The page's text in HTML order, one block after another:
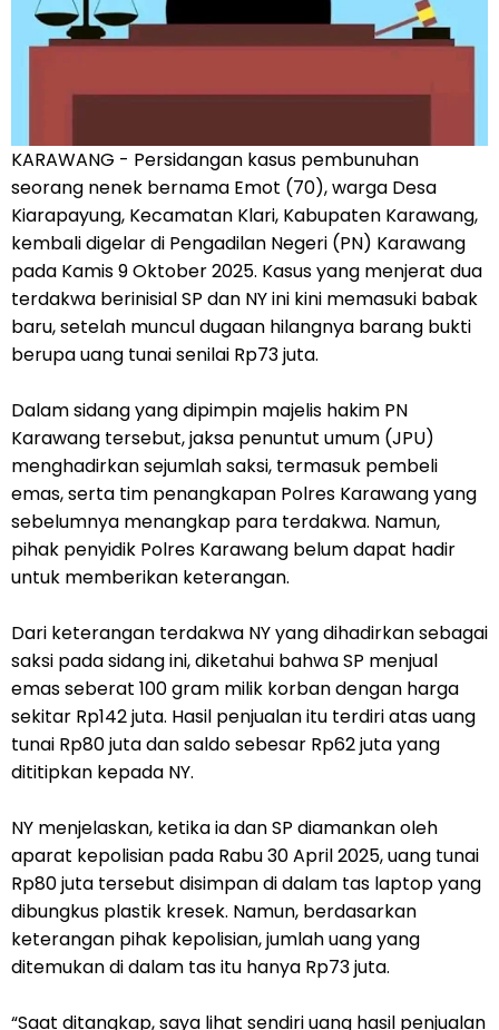
KARAWANG - Persidangan kasus pembunuhan
seorang nenek bernama Emot (70), warga Desa
Kiarapayung, Kecamatan Klari, Kabupaten Karawang,
kembali digelar di Pengadilan Negeri (PN) Karawang
pada Kamis 9 Oktober 2025. Kasus yang menjerat dua
terdakwa berinisial SP dan NY ini kini memasuki babak
baru, setelah muncul dugaan hilangnya barang bukti
berupa uang tunai senilai Rp73 juta.
Dalam sidang yang dipimpin majelis hakim PN
Karawang tersebut, jaksa penuntut umum (JPU)
menghadirkan sejumlah saksi, termasuk pembeli
emas, serta tim penangkapan Polres Karawang yang
sebelumnya menangkap para terdakwa. Namun,
pihak penyidik Polres Karawang belum dapat hadir
untuk memberikan keterangan.
Dari keterangan terdakwa NY yang dihadirkan sebagai
saksi pada sidang ini, diketahui bahwa SP menjual
emas seberat 100 gram milik korban dengan harga
sekitar Rp142 juta. Hasil penjualan itu terdiri atas uang
tunai Rp80 juta dan saldo sebesar Rp62 juta yang
dititipkan kepada NY.
NY menjelaskan, ketika ia dan SP diamankan oleh
aparat kepolisian pada Rabu 30 April 2025, uang tunai
Rp80 juta tersebut disimpan di dalam tas laptop yang
dibungkus plastik kresek. Namun, berdasarkan
keterangan pihak kepolisian, jumlah uang yang
ditemukan di dalam tas itu hanya Rp73 juta.
“Saat ditangkap, saya lihat sendiri uang hasil penjualan